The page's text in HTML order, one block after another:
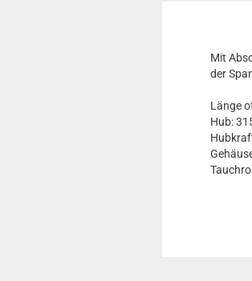
Mit
der
Länge
Hub: